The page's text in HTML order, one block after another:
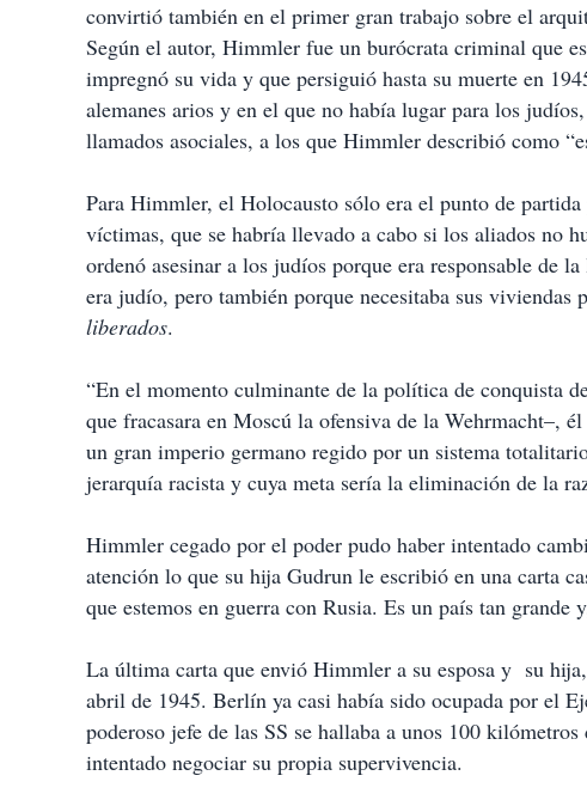
convirtió también en el primer gran trabajo sobre el
Según el autor, Himmler fue un burócrata criminal que
impregnó su vida y que persiguió hasta su muerte en
alemanes arios y en el que no había lugar para los
llamados asociales, a los que Himmler describió como
Para Himmler, el Holocausto sólo era el punto de
víctimas, que se habría llevado a cabo si los aliados no
ordenó asesinar a los judíos porque era responsable de
era judío, pero también porque necesitaba sus
liberados.
“En el momento culminante de la política de conquista
que fracasara en Moscú la ofensiva de la Wehrmacht–,
un gran imperio germano regido por un sistema
jerarquía racista y cuya meta sería la eliminación de la
Himmler cegado por el poder pudo haber intentado
atención lo que su hija Gudrun le escribió en una carta
que estemos en guerra con Rusia. Es un país tan
La última carta que envió Himmler a su esposa y su
abril de 1945. Berlín ya casi había sido ocupada por el
poderoso jefe de las SS se hallaba a unos 100
intentado negociar su propia supervivencia.